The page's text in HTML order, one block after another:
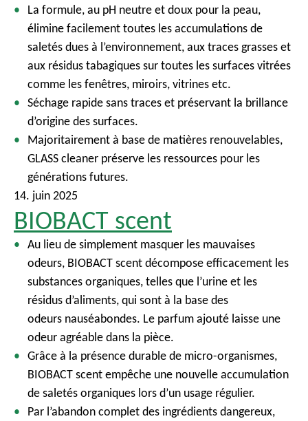
La formule, au pH neutre et doux pour la peau,
élimine facilement toutes les accumulations de
saletés dues à l’environnement, aux traces grasses et
aux résidus tabagiques sur toutes les surfaces vitrées
comme les fenêtres, miroirs, vitrines etc.
Séchage rapide sans traces et préservant la brillance
d’origine des surfaces.
Majoritairement à base de matières renouvelables,
GLASS cleaner préserve les ressources pour les
générations futures.
14. juin 2025
BIOBACT scent
Au lieu de simplement masquer les mauvaises
odeurs, BIOBACT scent décompose efficacement les
substances organiques, telles que l’urine et les
résidus d’aliments, qui sont à la base des
odeurs nauséabondes. Le parfum ajouté laisse une
odeur agréable dans la pièce.
Grâce à la présence durable de micro-organismes,
BIOBACT scent empêche une nouvelle accumulation
de saletés organiques lors d’un usage régulier.
Par l’abandon complet des ingrédients dangereux,